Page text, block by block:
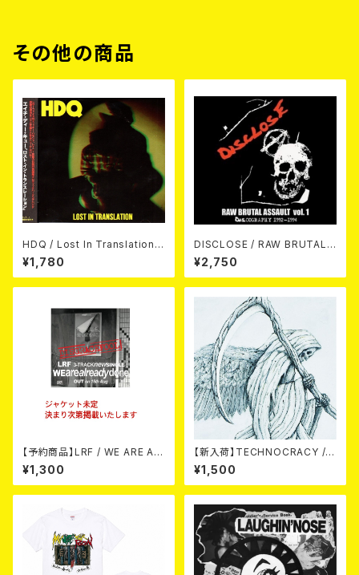
その他の商品
HDQ / Lost In Translation
CD
¥1,780
DISCLOSE / RAW BRUTAL
ASSAULT Vol.1 : DISCOGRA
PHY 1992-1994 (2CD)
¥2,750
【予約商品】LRF / WE ARE AL
READY DONE (CD) 【8月15日
発売】
¥1,300
【新入荷】TECHNOCRACY /T
O HELL/THE END (7"EP)
¥1,500